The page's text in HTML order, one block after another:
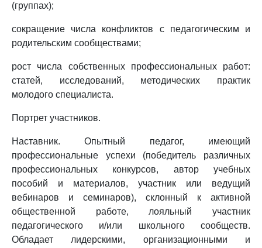
(группах);
сокращение числа конфликтов с педагогическим и
родительским сообществами;
рост числа собственных профессиональных работ:
статей, исследований, методических практик
молодого специалиста.
Портрет участников.
Наставник. Опытный педагог, имеющий
профессиональные успехи (победитель различных
профессиональных конкурсов, автор учебных
пособий и материалов, участник или ведущий
вебинаров и семинаров), склонный к активной
общественной работе, лояльный участник
педагогического и/или школьного сообществ.
Обладает лидерскими, организационными и